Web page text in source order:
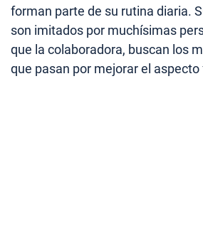
forman parte de su rutina diaria.
son imitados por muchísimas
que la colaboradora, buscan los
que pasan por mejorar el aspecto